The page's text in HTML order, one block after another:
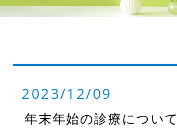
2023/12/09
年末年始の診療について